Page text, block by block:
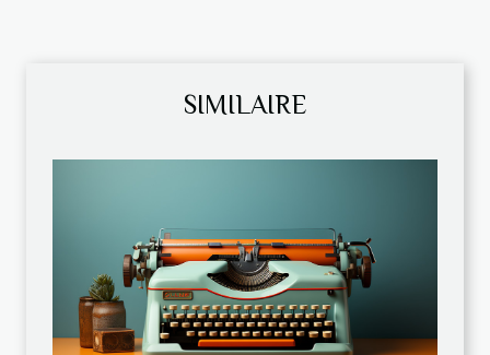
SIMILAIRE